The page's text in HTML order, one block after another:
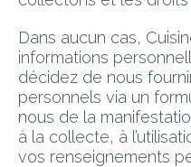
Pour vous assurer
il est préférable
avant de passer
Politique de
Dans aucun cas,
informations
décidez de nous
personnels via un
nous de la
à la collecte, à
vos renseignements